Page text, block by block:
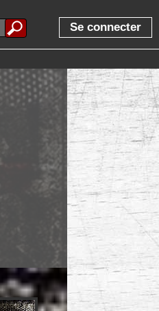
Se connecter